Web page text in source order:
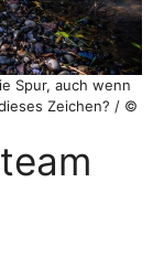
Spur, auch wenn
Zeichen? / ©